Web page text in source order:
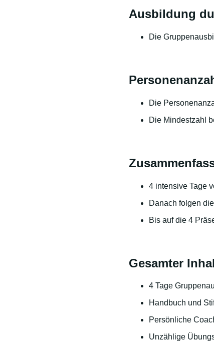
Ausbildung
Die
Die
Die Mindestzahl
4 intensive Tage
Danach folgen
Bis auf die 4
Gesamter
4 Tage
Handbuch und
Persönliche
Unzählige